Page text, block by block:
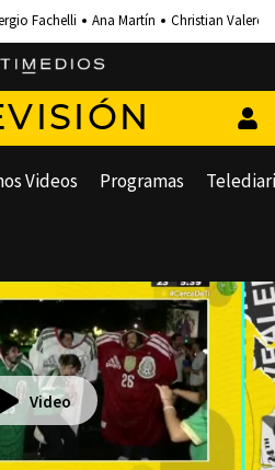
Fachelli Ana Martín Christian Valero
Videos Programas
Video